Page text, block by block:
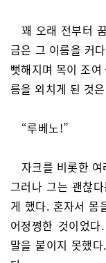
꽤 오래 전부터
금은 그 이름을 커
뻣해지며 목이 조
름을 외치게 된 것
“루베노!”
자크를 비롯한
그러나 그는 괜찮
게 했다. 혼자서 몸
어정쩡한 것이었
말을 붙이지 못했